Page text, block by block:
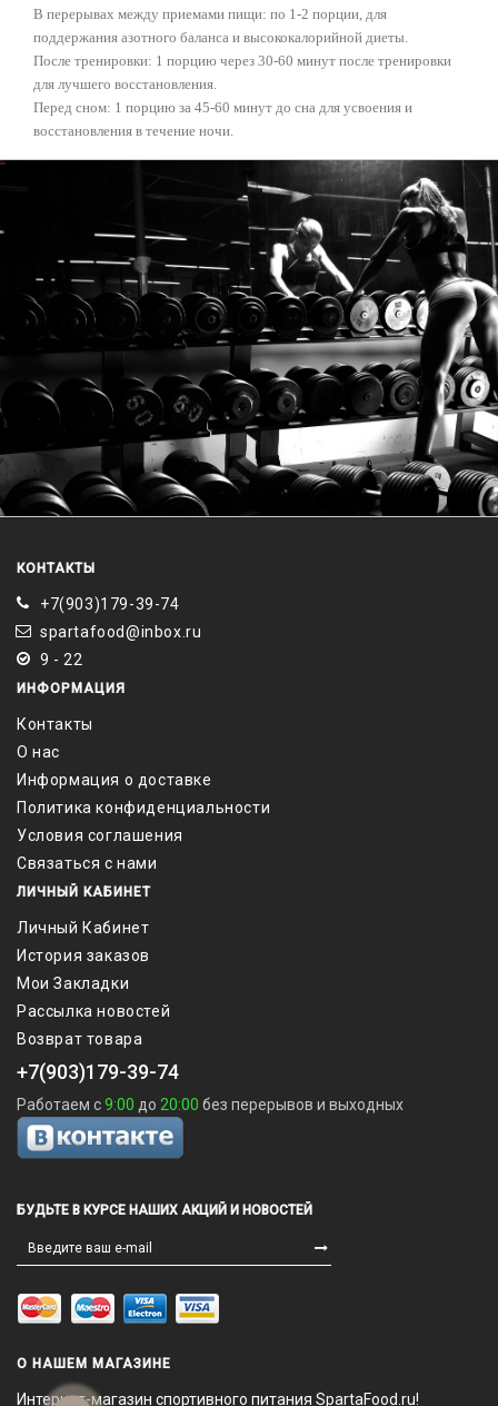
В перерывах между приемами пищи: по 1-2 порции, для
поддержания азотного баланса и высококалорийной диеты.
После тренировки: 1 порцию через 30-60 минут после тренировки
для лучшего восстановления.
Перед сном: 1 порцию за 45-60 минут до сна для усвоения и
восстановления в течение ночи.
КОНТАКТЫ
+7(903)179-39-74
spartafood@inbox.ru
9 - 22
ИНФОРМАЦИЯ
Контакты
О нас
Информация о доставке
Политика конфиденциальности
Условия соглашения
Связаться с нами
ЛИЧНЫЙ КАБИНЕТ
Личный Кабинет
История заказов
Мои Закладки
Рассылка новостей
Возврат товара
+7(903)179-39-74
Работаем с9:00 до 20:00 без перерывов и выходных
БУДЬТЕ В КУРСЕ НАШИХ АКЦИЙ И НОВОСТЕЙ
О НАШЕМ МАГАЗИНЕ
Интернет-магазин спортивного питания SpartaFood.ru!